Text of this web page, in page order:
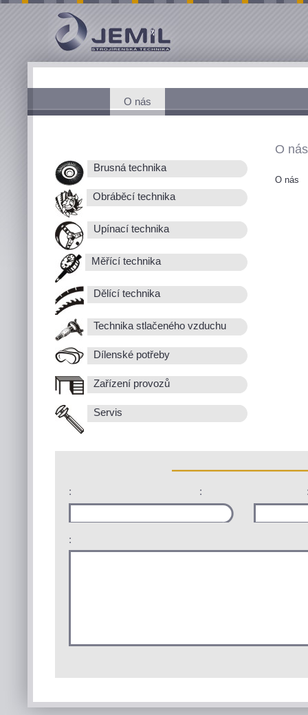
O nás
Brusná technika
Obráběcí technika
Upínací technika
Měřící technika
Dělící technika
Technika stlačeného vzduchu
Dílenské potřeby
Zařízení provozů
Servis
O nás
O nás
: :
: